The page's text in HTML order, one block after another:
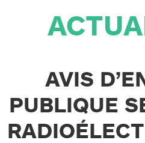
AVIS
PUBLIQUE